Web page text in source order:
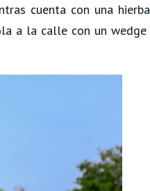
cuenta con una hierba
a la calle con un wedge